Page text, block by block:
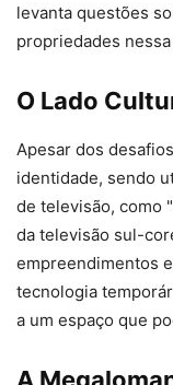
levanta questões
propriedades
O Lado
Apesar dos
identidade, sendo
de televisão, como
da televisão sul-
empreendimentos
tecnologia
a um espaço que